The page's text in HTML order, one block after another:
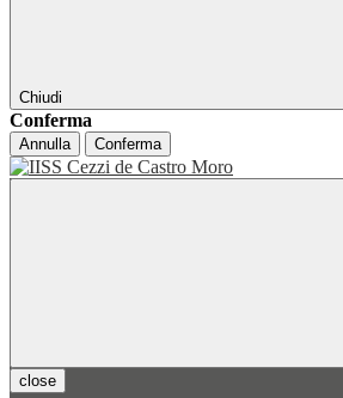
Chiudi
Conferma
Annulla Conferma
close